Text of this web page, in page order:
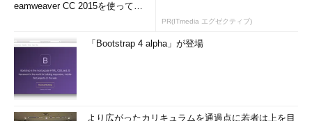
eamweaver CC 2015を使って
PR(ITmedia エグゼクティブ)
「Bootstrap 4 alpha」が登場
より広がったカリキュラムを通過点に若者は上を目